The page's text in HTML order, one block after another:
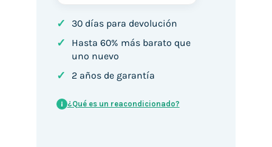
✓ 30 días para devolución
✓
Hasta 60% más barato que
uno nuevo
✓ 2 años de garantía
i ¿Qué es un reacondicionado?